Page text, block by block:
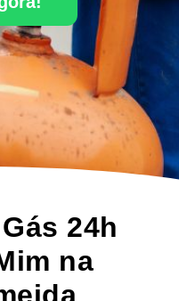
24h
na